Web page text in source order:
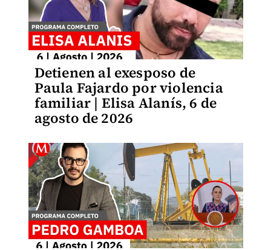
Detienen al exesposo de
Paula Fajardo por violencia
familiar | Elisa Alanís, 6 de
agosto de 2026